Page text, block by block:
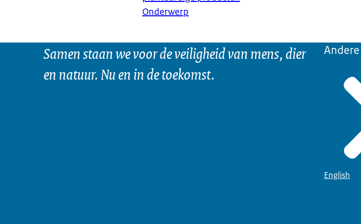
Onderwerp
Samen staan we voor de veiligheid van mens, dier
en natuur. Nu en in de toekomst.
English